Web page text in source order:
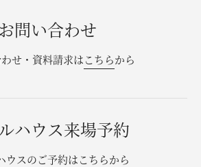
問い合わせ・資料請求
お問い合わせ
せ・資料請求はこちらから
ハウス来場予約
ウスのご予約はこちらから